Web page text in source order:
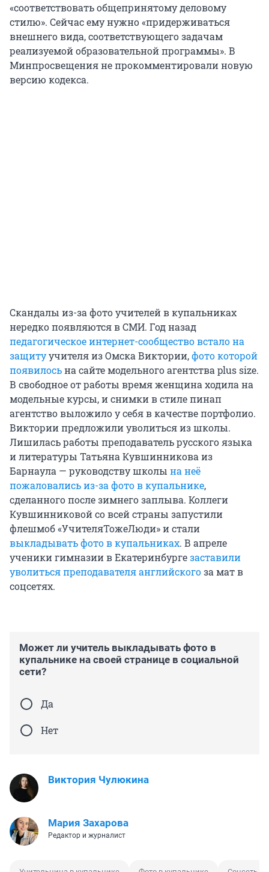
«соответствовать общепринятому деловому
стилю». Сейчас ему нужно «придерживаться
внешнего вида, соответствующего задачам
реализуемой образовательной программы». В
Минпросвещения не прокомментировали новую
версию кодекса.
Скандалы из-за фото учителей в купальниках
нередко появляются в СМИ. Год назад
педагогическое интернет-сообщество встало на
защитуучителя из Омска Виктории,фото которой
появилосьна сайте модельного агентства plus size.
В свободное от работы время женщина ходила на
модельные курсы, и снимки в стиле пинап
агентство выложило у себя в качестве портфолио.
Виктории предложили уволиться из школы.
Лишилась работы преподаватель русского языка
и литературы Татьяна Кувшинникова из
Барнаула — руководству школы на неё
пожаловались из-за фото в купальнике,
сделанного после зимнего заплыва. Коллеги
Кувшинниковой со всей страны запустили
флешмоб «УчителяТожеЛюди» и стали
выкладывать фото в купальниках. В апреле
ученики гимназии в Екатеринбургезаставили
уволиться преподавателя английскогоза мат в
соцсетях.
Может ли учитель выкладывать фото в
купальнике на своей странице в социальной
сети?
Да
Нет
Виктория Чулюкина
Мария Захарова
Редактор и журналист